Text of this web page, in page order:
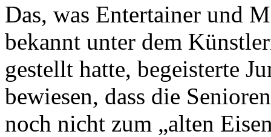
Das, was Entertainer und
bekannt unter dem
gestellt hatte, begeisterte
bewiesen, dass die
noch nicht zum „alten